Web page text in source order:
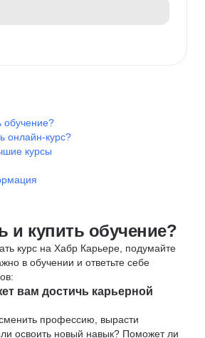
обучение?
онлайн-курс?
курсы
и купить обучение?
курс на Хабр Карьере, подумайте
в обучении и ответьте себе
вам достичь карьерной
профессию, вырасти
освоить новый навык? Поможет ли